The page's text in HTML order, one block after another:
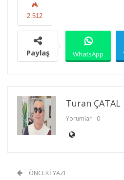
2.512
Paylaş WhatsApp
Turan ÇATAL
Yorumlar - 0
ÖNCEKI YAZI